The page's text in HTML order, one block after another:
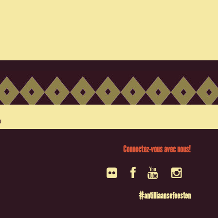
Connectez-vous avec nous!
#antilliaansefeesten